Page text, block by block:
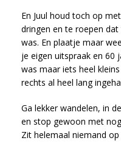
En Juul houd toch op
dringen en te roepen
was. En plaatje maar
je eigen uitspraak en 60
was maar iets heel
rechts al heel lang
Ga lekker wandelen, in
en stop gewoon met
Zit helemaal niemand